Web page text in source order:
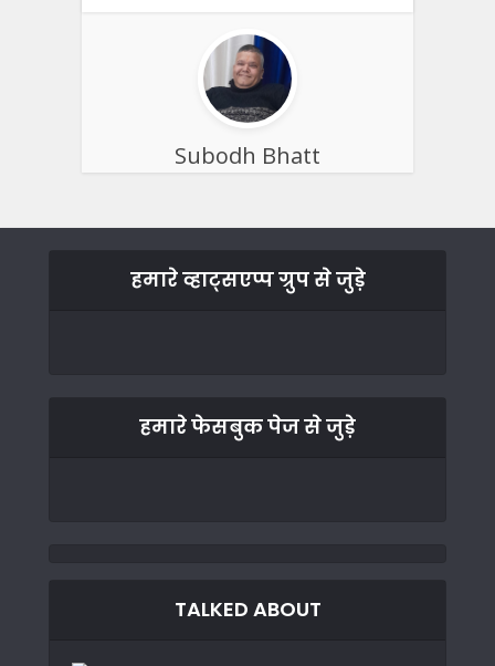
Subodh Bhatt
हमारे व्हाट्सएप्प ग्रुप से जुड़े
हमारे फेसबुक पेज से जुड़े
TALKED ABOUT